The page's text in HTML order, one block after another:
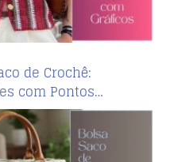
de Crochê:
com Pontos…